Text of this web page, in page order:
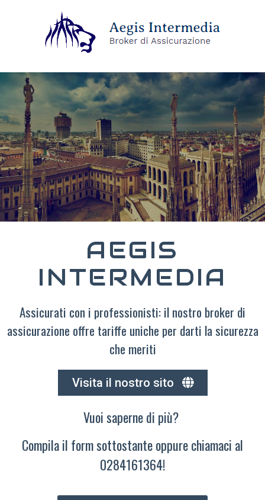
AEGIS
INTERMEDIA
Assicurati con i professionisti: il nostro broker di
assicurazione offre tariffe uniche per darti la sicurezza
che meriti
Visita il nostro sito
Vuoi saperne di più?
Compila il form sottostante oppure chiamaci al
0284161364!